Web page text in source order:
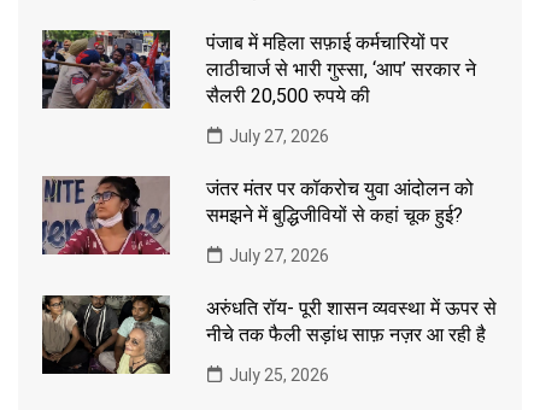
पंजाब में महिला सफ़ाई कर्मचारियों पर
लाठीचार्ज से भारी गुस्सा, ‘आप’ सरकार ने
सैलरी 20,500 रुपये की
July 27, 2026
जंतर मंतर पर कॉकरोच युवा आंदोलन को
समझने में बुद्धिजीवियों से कहां चूक हुई?
July 27, 2026
अरुंधति रॉय- पूरी शासन व्यवस्था में ऊपर से
नीचे तक फैली सड़ांध साफ़ नज़र आ रही है
July 25, 2026